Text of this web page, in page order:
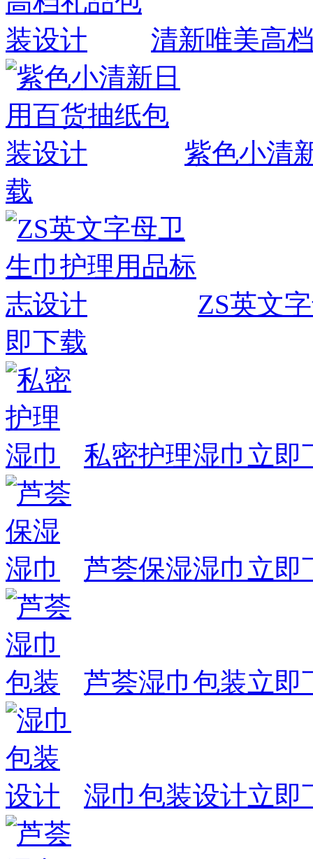
清新唯美高
紫色小清
载
ZS英文
即下载
私密护理湿巾 立即
芦荟保湿湿巾 立即
芦荟湿巾包装立即
湿巾包装设计立即